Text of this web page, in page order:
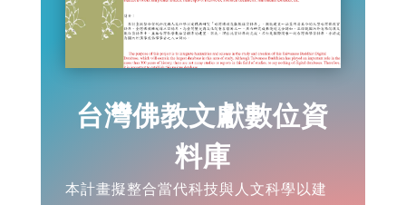
台灣佛教文獻數位資
料庫
本計畫擬整合當代科技與人文科學以建